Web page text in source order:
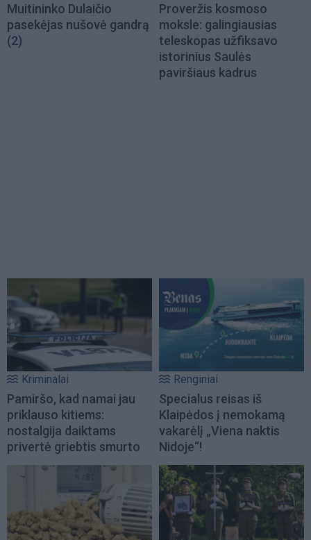
Muitininko Dulaičio
pasekėjas nušovė gandrą
(2)
Proveržis kosmoso
moksle: galingiausias
teleskopas užfiksavo
istorinius Saulės
paviršiaus kadrus
Kriminalai
Pamiršo, kad namai jau
priklauso kitiems:
nostalgija daiktams
privertė griebtis smurto
Renginiai
Specialus reisas iš
Klaipėdos į nemokamą
vakarėlį „Viena naktis
Nidoje“!